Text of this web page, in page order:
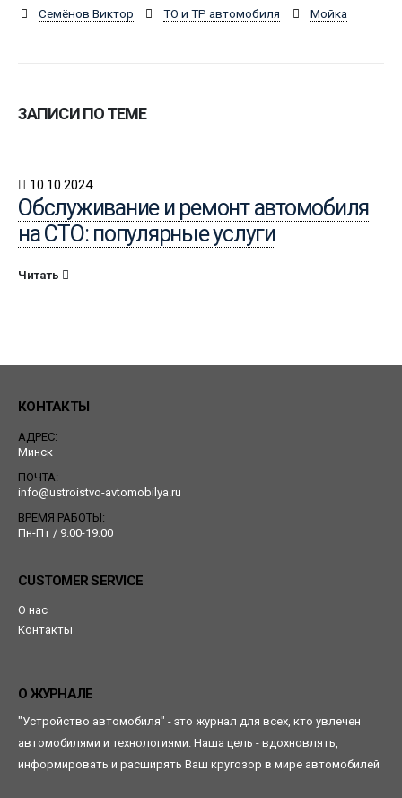
Семёнов Виктор ТО и ТР автомобиля Мойка
ЗАПИСИ ПО ТЕМЕ
10.10.2024
Обслуживание и ремонт автомобиля
на СТО: популярные услуги
Читать
КОНТАКТЫ
АДРЕС:
Минск
ПОЧТА:
info@ustroistvo-avtomobilya.ru
ВРЕМЯ РАБОТЫ:
Пн-Пт / 9:00-19:00
CUSTOMER SERVICE
О нас
Контакты
О ЖУРНАЛЕ
"Устройство автомобиля" - это журнал для всех, кто увлечен
автомобилями и технологиями. Наша цель - вдохновлять,
информировать и расширять Ваш кругозор в мире автомобилей